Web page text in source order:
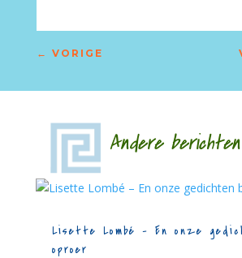
← VORIGE
Andere berichten
Lisette Lombé – En onze
oproer